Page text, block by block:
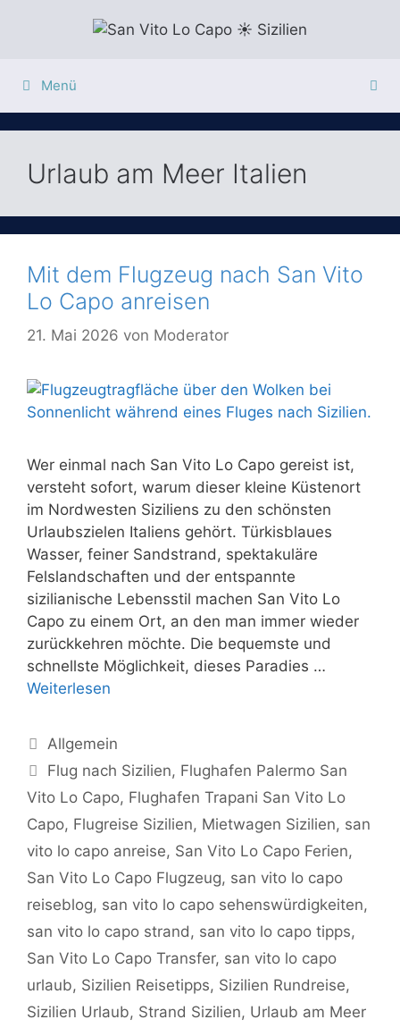
Menü
Urlaub am Meer Italien
Mit dem Flugzeug nach San Vito
Lo Capo anreisen
21. Mai 2026 von Moderator
Wer einmal nach San Vito Lo Capo gereist ist,
versteht sofort, warum dieser kleine Küstenort
im Nordwesten Siziliens zu den schönsten
Urlaubszielen Italiens gehört. Türkisblaues
Wasser, feiner Sandstrand, spektakuläre
Felslandschaften und der entspannte
sizilianische Lebensstil machen San Vito Lo
Capo zu einem Ort, an den man immer wieder
zurückkehren möchte. Die bequemste und
schnellste Möglichkeit, dieses Paradies …
Weiterlesen
Kategorien
Allgemein
Schlagwörter
Flug nach Sizilien, Flughafen Palermo San
Vito Lo Capo, Flughafen Trapani San Vito Lo
Capo, Flugreise Sizilien, Mietwagen Sizilien, san
vito lo capo anreise, San Vito Lo Capo Ferien,
San Vito Lo Capo Flugzeug, san vito lo capo
reiseblog, san vito lo capo sehenswürdigkeiten,
san vito lo capo strand, san vito lo capo tipps,
San Vito Lo Capo Transfer, san vito lo capo
urlaub, Sizilien Reisetipps, Sizilien Rundreise,
Sizilien Urlaub, Strand Sizilien, Urlaub am Meer